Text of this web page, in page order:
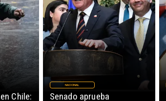
Chile: Senado aprueba
NACIONAL